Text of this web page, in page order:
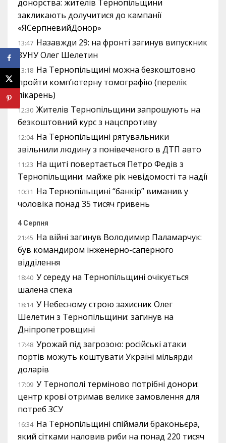
донорства: жителів Тернопільщини
закликають долучитися до кампанії
«ЯСерпневийДонор»
13:47 Назавжди 29: на фронті загинув випускник
ЗУНУ Олег Шелетин
13:18 На Тернопільщині можна безкоштовно
пройти комп’ютерну томографію (перелік
лікарень)
12:30 Жителів Тернопільщини запрошують на
безкоштовний курс з нацспротиву
12:04 На Тернопільщині рятувальники
звільнили людину з понівеченого в ДТП авто
11:23 На щиті повертається Петро Федів з
Тернопільщини: майже рік невідомості та надії
10:31 На Тернопільщині “банкір” виманив у
чоловіка понад 35 тисяч гривень
4 Серпня
21:45 На війні загинув Володимир Паламарчук:
був командиром інженерно-саперного
відділення
18:40 У середу на Тернопільщині очікується
шалена спека
18:14 У Небесному строю захисник Олег
Шелетин з Тернопільщини: загинув на
Дніпропетровщині
17:48 Урожай під загрозою: російські атаки
портів можуть коштувати Україні мільярди
доларів
17:09 У Тернополі терміново потрібні донори:
центр крові отримав велике замовлення для
потреб ЗСУ
16:34 На Тернопільщині спіймали браконьєра,
який сітками наловив риби на понад 220 тисяч